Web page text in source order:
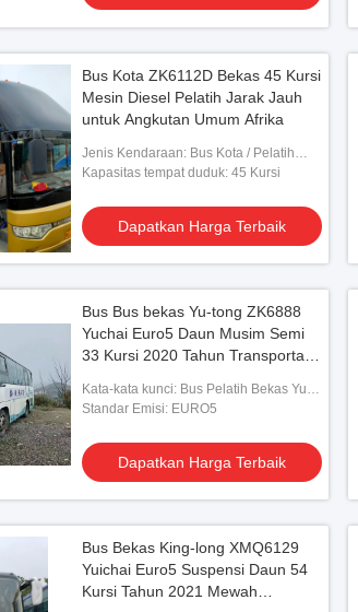
ZK6102D
39 Kursi Bekas Bus YUTONG 2013
Bus Kota ZK6112D Bekas 45 Kursi
Mesin Diesel Pelatih Jarak Jauh
untuk Angkutan Umum Afrika
Jenis Kendaraan: Bus Kota / Pelatih
Jarak Jauh
Kapasitas tempat duduk: 45 Kursi
Dapatkan Harga Terbaik
Bus Bus bekas Yu-tong ZK6888
Yuchai Euro5 Daun Musim Semi
33 Kursi 2020 Tahun Transportasi
jemput atau jarak jauh
Kata-kata kunci: Bus Pelatih Bekas Yu-
tong ZK6888 Yuchai Euro5
Standar Emisi: EURO5
Dapatkan Harga Terbaik
Bus Bekas King-long XMQ6129
Yuichai Euro5 Suspensi Daun 54
Kursi Tahun 2021 Mewah